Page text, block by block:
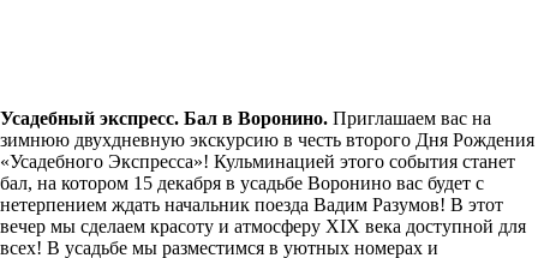
Усадебный экспресс. Бал в Воронино. Приглашаем вас на
зимнюю двухдневную экскурсию в честь второго Дня Рождения
«Усадебного Экспресса»! Кульминацией этого события станет
бал, на котором 15 декабря в усадьбе Воронино вас будет с
нетерпением ждать начальник поезда Вадим Разумов! В этот
вечер мы сделаем красоту и атмосферу XIX века доступной для
всех! В усадьбе мы разместимся в уютных номерах и